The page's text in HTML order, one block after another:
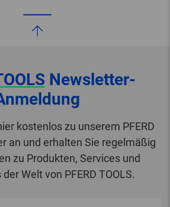
Newsletter-
kostenlos zu unserem PFERD
an und erhalten Sie regelmäßig
zu Produkten, Services und
Welt von PFERD TOOLS.